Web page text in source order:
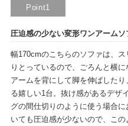
Point1
圧迫感の少ない変形ワンアームソ
幅170cmのこちらのソファは、
りとっているので、ごろんと横
アームを背にして脚を伸ばした
る嬉しい1台。抜け感があるデザ
グの間仕切りのように使う場合
いても圧迫感が少ないので、こ